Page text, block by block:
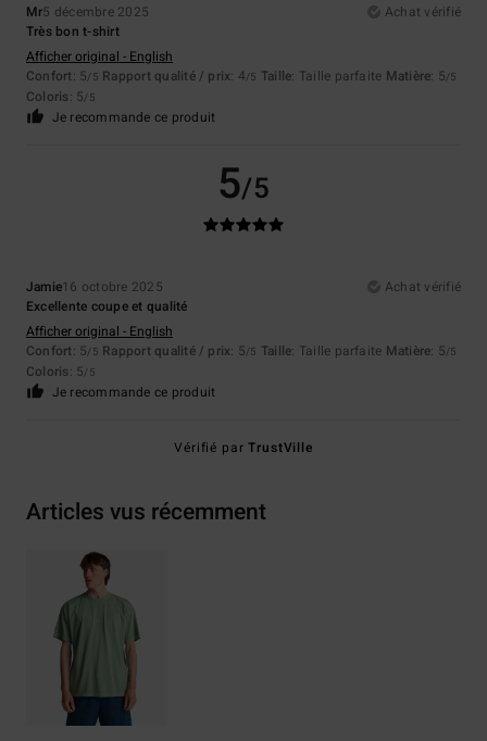
Mr5 décembre 2025
Achat vérifié
Très bon t-shirt
Afficher original - English
Confort: 5/5 Rapport qualité / prix: 4/5 Taille: Taille parfaite Matière: 5/5
Coloris: 5/5
Je recommande ce produit
5/5
Jamie16 octobre 2025
Achat vérifié
Excellente coupe et qualité
Afficher original - English
Confort: 5/5 Rapport qualité / prix: 5/5 Taille: Taille parfaite Matière: 5/5
Coloris: 5/5
Je recommande ce produit
Vérifié parTrustVille
Articles vus récemment